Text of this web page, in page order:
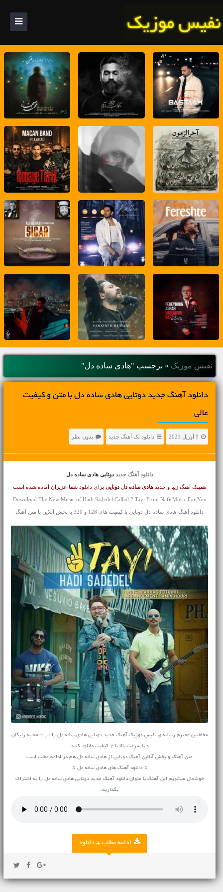
نفیس موزیک » برچسب "هادی ساده دل"
دانلود آهنگ جديد دوتایی هادی ساده دل با متن و کیفیت
عالی
9 آوریل 2021 دانلود تک آهنگ جدید بدون نظر
دانلود آهنگ جدید دوتایی هادی ساده دل
همینک آهنگ زیبا و جدید هادی ساده دل دوتاییبرای دانلود شما عزیزان آماده شده است
Download The New Music of Hadi Sadedel Called 2 Tayi From NafisMusic For You
دانلود آهنگ هادی ساده دل دوتایی با کیفیت های 128 و 320 با پخش آنلاین با متن آهنگ
مخاطبین محترم رسانه ی نفیس موزیک آهنگ جدید دوتایی هادی ساده دل را در ادامه به رایگان
و با سرعت بالا با 2 کیفیت دانلود کنید
متن آهنگ و پخش آنلاین آهنگ دوتایی از هادی ساده دل هم در ادامه مطلب است
♫ دانلود آهنگ های هادی ساده دل ♫
خوشحال میشویم این آهنگ با عنوان دانلود آهنگ جدید دوتایی هادی ساده دل را به اشتراک
بگذارید.
ادامه مطلب + دانلود